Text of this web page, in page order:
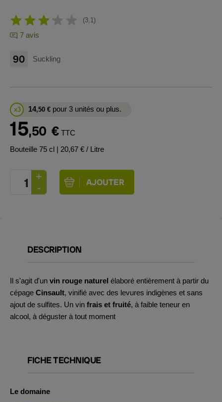
3,1
7 avis
90 Suckling
x3 14,50 € pour 3 unités ou plus.
15,50 € TTC
Bouteille 75 cl | 20,67 € / Litre
DESCRIPTION
Il s'agit d'un vin rouge naturel élaboré entièrement à partir du
cépage Cinsault, vinifié avec des levures indigènes et sans
ajout de sulfites. Un vin frais et fruité, à faible teneur en
alcool, à déguster à tout moment
FICHE TECHNIQUE
Le domaine